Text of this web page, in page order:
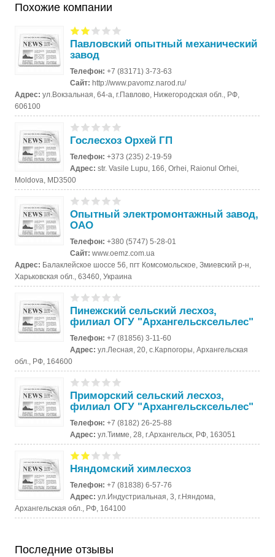
Похожие компании
Павловский опытный механический
завод
Телефон:+7 (83171) 3-73-63
Сайт:http://www.pavomz.narod.ru/
Адрес:ул.Вокзальная, 64-а, г.Павлово, Нижегородская обл., РФ,
606100
Гослесхоз Орхей ГП
Телефон:+373 (235) 2-19-59
Адрес:str. Vasile Lupu, 166, Orhei, Raionul Orhei,
Moldova, MD3500
Опытный электромонтажный завод,
ОАО
Телефон:+380 (5747) 5-28-01
Сайт:www.oemz.com.ua
Адрес: Балаклейское шоссе 56, пгт Комсомольское, Змиевский р-н,
Харьковская обл., 63460, Украина
Пинежский сельский лесхоз,
филиал ОГУ "Архангельсксельлес"
Телефон:+7 (81856) 3-11-60
Адрес:ул.Лесная, 20, с.Карпогоры, Архангельская
обл., РФ, 164600
Приморский сельский лесхоз,
филиал ОГУ "Архангельсксельлес"
Телефон:+7 (8182) 26-25-88
Адрес:ул.Тимме, 28, г.Архангельск, РФ, 163051
Няндомский химлесхоз
Телефон:+7 (81838) 6-57-76
Адрес:ул.Индустриальная, 3, г.Няндома,
Архангельская обл., РФ, 164100
Последние отзывы